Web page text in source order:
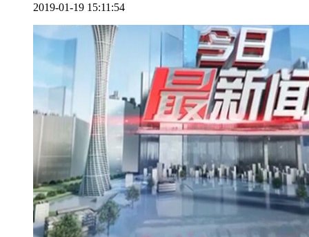
2019-01-19 15:11:54